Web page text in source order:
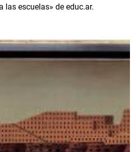
las escuelas» de educ.ar.